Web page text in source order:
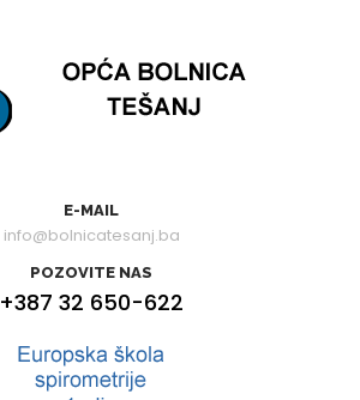
E-MAIL
info@bolnicatesanj.ba
POZOVITE NAS
+387 32 650-622